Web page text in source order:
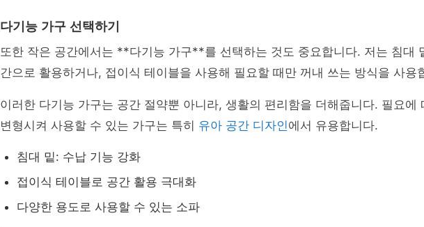
다기능 가구 선택하기
또한 작은 공간에서는 **다기능 가구**를 선택하는 것도 중요합니다. 저는 침대
간으로 활용하거나, 접이식 테이블을 사용해 필요할 때만 꺼내 쓰는 방식을 사용
이러한 다기능 가구는 공간 절약뿐 아니라, 생활의 편리함을 더해줍니다. 필요에
변형시켜 사용할 수 있는 가구는 특히 유아 공간 디자인에서 유용합니다.
침대 밑: 수납 기능 강화
접이식 테이블로 공간 활용 극대화
다양한 용도로 사용할 수 있는 소파